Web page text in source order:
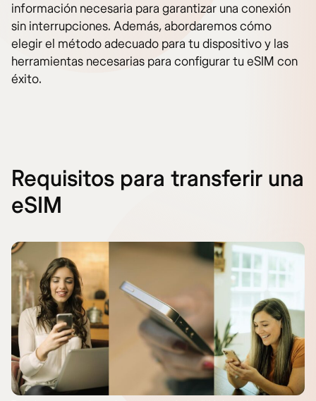
información necesaria para garantizar una conexión
sin interrupciones. Además, abordaremos cómo
elegir el método adecuado para tu dispositivo y las
herramientas necesarias para configurar tu eSIM con
éxito.
Requisitos para transferir una
eSIM